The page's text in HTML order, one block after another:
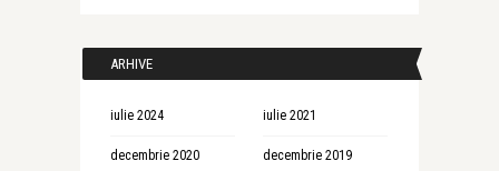
ARHIVE
iulie 2024 iulie 2021
decembrie 2020 decembrie 2019